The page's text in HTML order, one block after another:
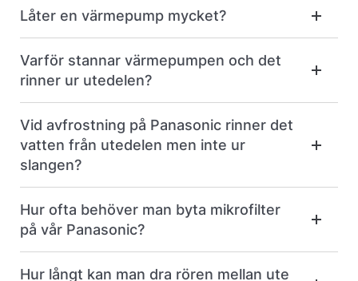
Låter en värmepump mycket?
Varför stannar värmepumpen och det
rinner ur utedelen?
Vid avfrostning på Panasonic rinner det
vatten från utedelen men inte ur
slangen?
Hur ofta behöver man byta mikrofilter
på vår Panasonic?
Hur långt kan man dra rören mellan ute